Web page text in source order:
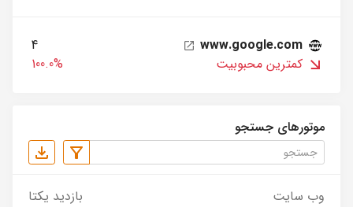
www.google.com
4
کمترین محبوبیت
100.0%
موتورهای جستجو
وب سایت بازدید یکتا